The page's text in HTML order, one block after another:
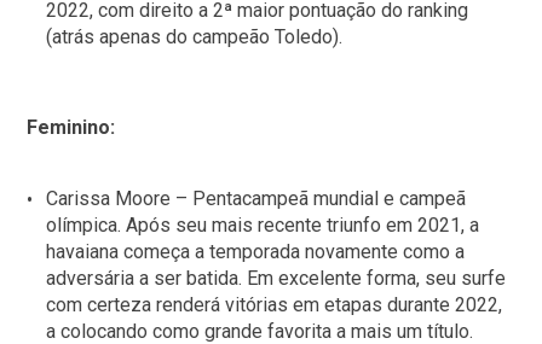
2022, com direito a 2ª maior pontuação do ranking
(atrás apenas do campeão Toledo).
Feminino:
Carissa Moore – Pentacampeã mundial e campeã
olímpica. Após seu mais recente triunfo em 2021, a
havaiana começa a temporada novamente como a
adversária a ser batida. Em excelente forma, seu surfe
com certeza renderá vitórias em etapas durante 2022,
a colocando como grande favorita a mais um título.